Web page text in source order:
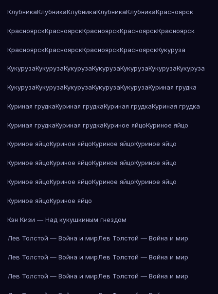
КлубникаКлубникаКлубникаКлубникаКлубникаКрасноярск
КрасноярскКрасноярскКрасноярскКрасноярскКрасноярск
КрасноярскКрасноярскКрасноярскКрасноярскКукуруза
КукурузаКукурузаКукурузаКукурузаКукурузаКукурузаКукуруза
КукурузаКукурузаКукурузаКукурузаКукурузаКуриная грудка
Куриная грудкаКуриная грудкаКуриная грудкаКуриная грудка
Куриная грудкаКуриная грудкаКуриное яйцоКуриное яйцо
Куриное яйцоКуриное яйцоКуриное яйцоКуриное яйцо
Куриное яйцоКуриное яйцоКуриное яйцоКуриное яйцо
Куриное яйцоКуриное яйцоКуриное яйцоКуриное яйцо
Куриное яйцоКуриное яйцо
Кэн Кизи — Над кукушкиным гнездом
Лев Толстой — Война и мирЛев Толстой — Война и мир
Лев Толстой — Война и мирЛев Толстой — Война и мир
Лев Толстой — Война и мирЛев Толстой — Война и мир